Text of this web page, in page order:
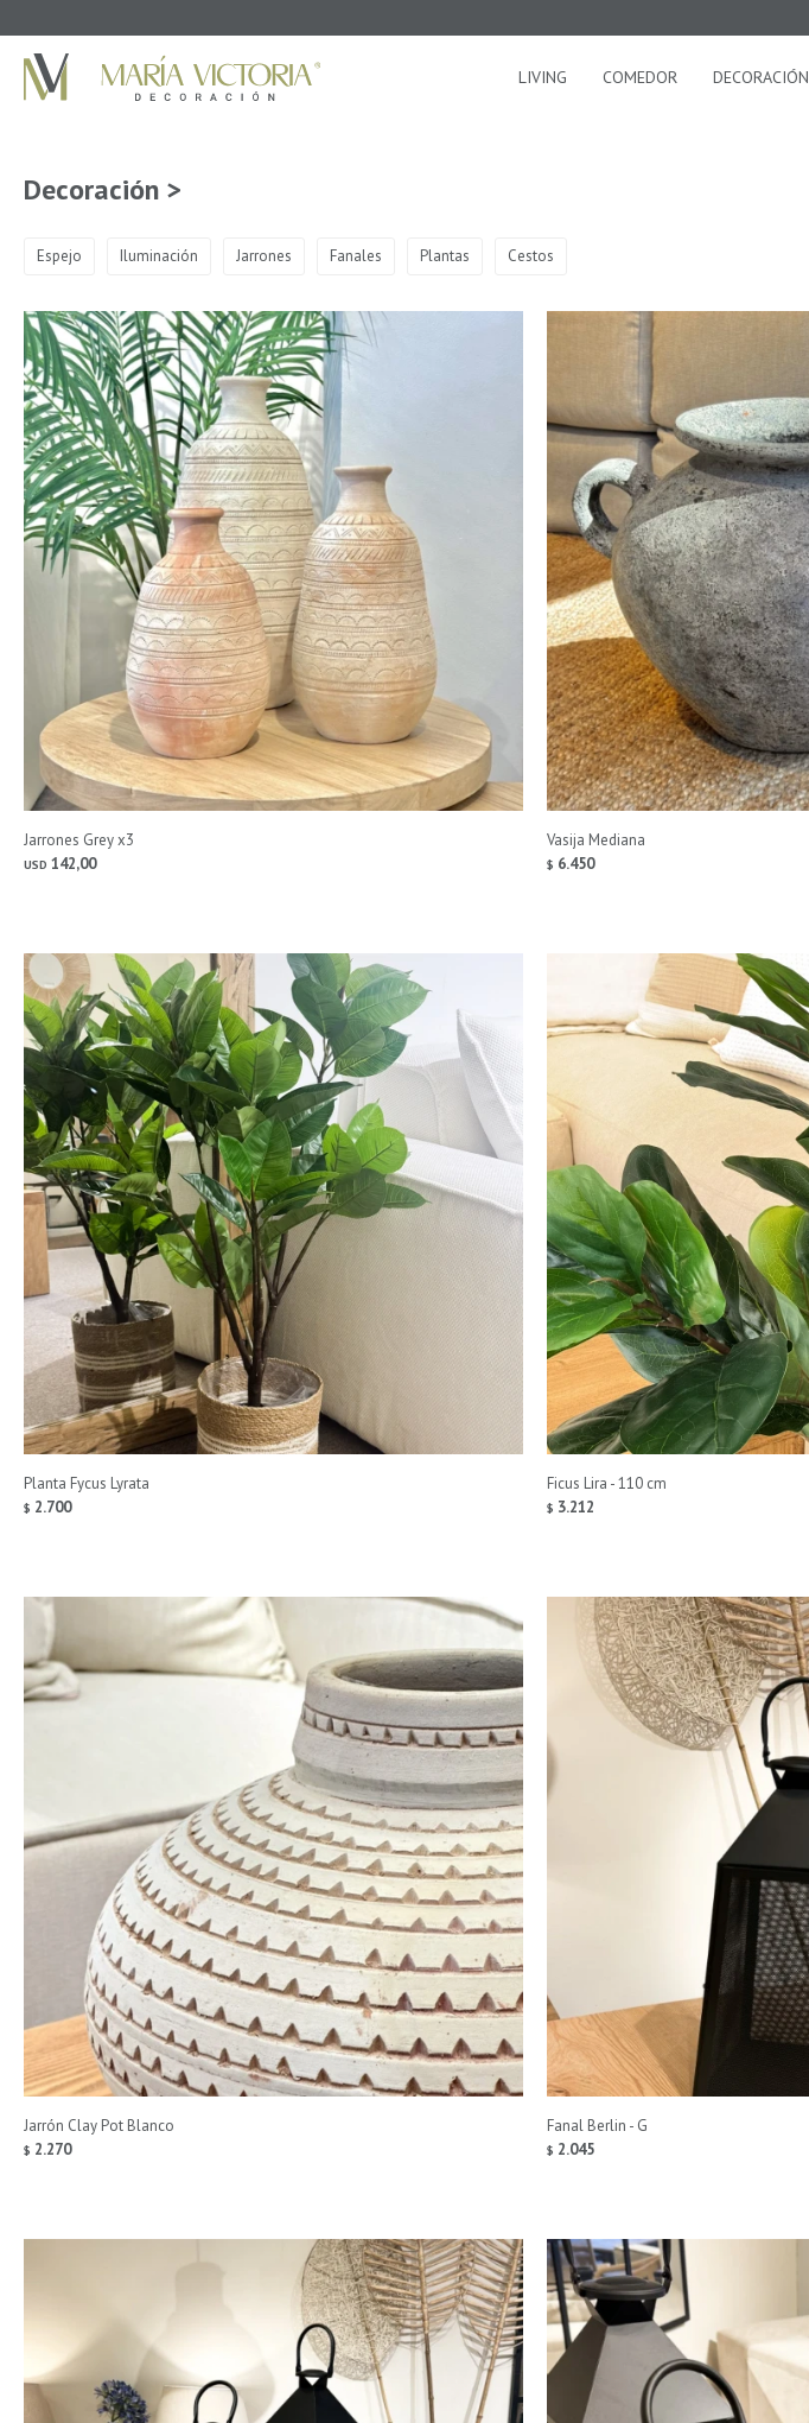
LIVING COMEDOR DECORACIÓN
Decoración >
Espejo Iluminación Jarrones Fanales Plantas Cestos
Jarrones Grey x3
USD 142,00
Vasija Mediana
$ 6.450
Planta Fycus Lyrata
$ 2.700
Ficus Lira - 110 cm
$ 3.212
Jarrón Clay Pot Blanco
$ 2.270
Fanal Berlin - G
$ 2.045